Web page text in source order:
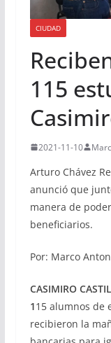
CIUDAD
115
2021-11-10
Arturo Chávez
anunció que
manera de
beneficiarios.
Por: Marco
CASIMIRO
115 alumnos de
recibieron la